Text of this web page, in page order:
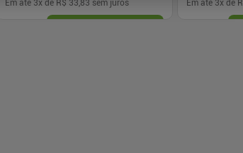
Em até 3x de R$ 33,83 sem juros Em até 3x de